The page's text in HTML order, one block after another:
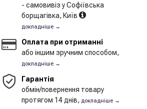
- самовивіз у Софіївська
борщагівка, Київ
докладніше →
Оплата при отриманні
або іншим зручним способом,
докладніше →
Гарантія
обмін/повернення товару
протягом 14 днів, докладніше →